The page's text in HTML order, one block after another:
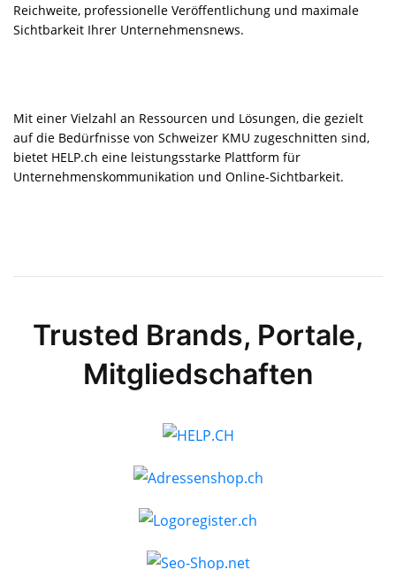
Reichweite, professionelle Veröffentlichung und maximale
Sichtbarkeit Ihrer Unternehmensnews.
Mit einer Vielzahl an Ressourcen und Lösungen, die gezielt
auf die Bedürfnisse von Schweizer KMU zugeschnitten sind,
bietet HELP.ch eine leistungsstarke Plattform für
Unternehmens­kommunikation und Online-Sichtbarkeit.
Trusted Brands, Portale,
Mitgliedschaften